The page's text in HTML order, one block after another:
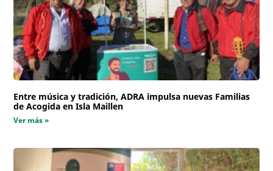
Entre música y tradición, ADRA impulsa nuevas Familias
de Acogida en Isla Maillen
Ver más »